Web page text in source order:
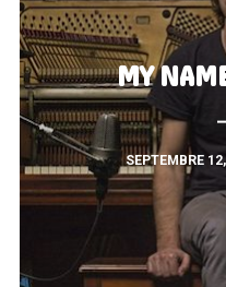
MY
SEPTEMBRE